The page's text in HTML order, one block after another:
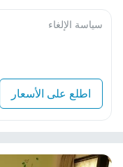
سياسة الإلغاء
اطلع على الأسعار